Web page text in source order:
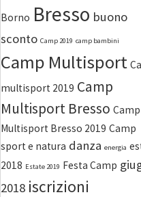
Borno Bresso buono
sconto Camp 2019 camp bambini
Camp Multisport
multisport 2019 Camp
Multisport Bresso Camp
Multisport Bresso 2019 Camp
sport e natura danza energia
2018 Estate 2019 Festa Camp
2018 iscrizioni